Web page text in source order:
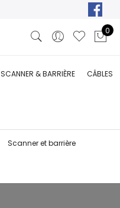
0
SCANNER & BARRIÈRE CÂBLES
Scanner et barrière